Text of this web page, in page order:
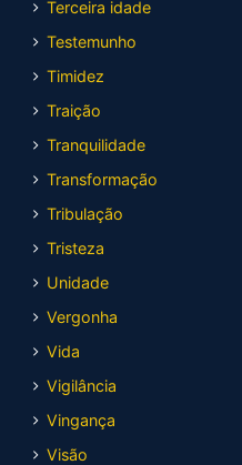
Terceira idade
Testemunho
Timidez
Traição
Tranquilidade
Transformação
Tribulação
Tristeza
Unidade
Vergonha
Vida
Vigilância
Vingança
Visão